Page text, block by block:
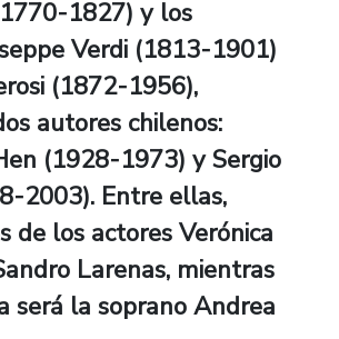
1827) y los
Verdi (1813-1901)
(1872-1956),
autores chilenos:
(1928-1973) y Sergio
2003). Entre ellas,
de los actores Verónica
Larenas, mientras
será la soprano Andrea